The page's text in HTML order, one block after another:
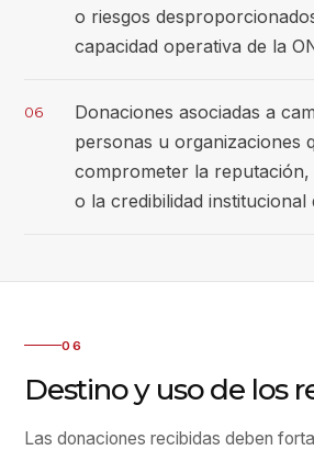
o riesgos
capacidad operativa de la
06
Donaciones asociadas a
personas u organizaciones
comprometer la reputación,
o la credibilidad institucional
06
Destino y uso de los
Las donaciones recibidas deben